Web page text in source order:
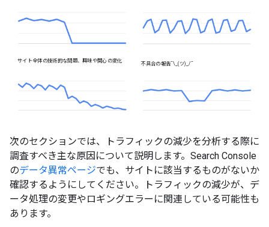
サイト全体の技術的な問題、興味や関心の変化
不具合の報告¯\_(ツ)_/¯
次のセクションでは、トラフィックの減少を分析する際に
調査すべき主な原因について説明します。Search Console
のデータ異常ページでも、サイトに該当するものがないか
確認するようにしてください。トラフィックの減少が、デ
ータ処理の変更やロギングエラーに関連している可能性も
あります。